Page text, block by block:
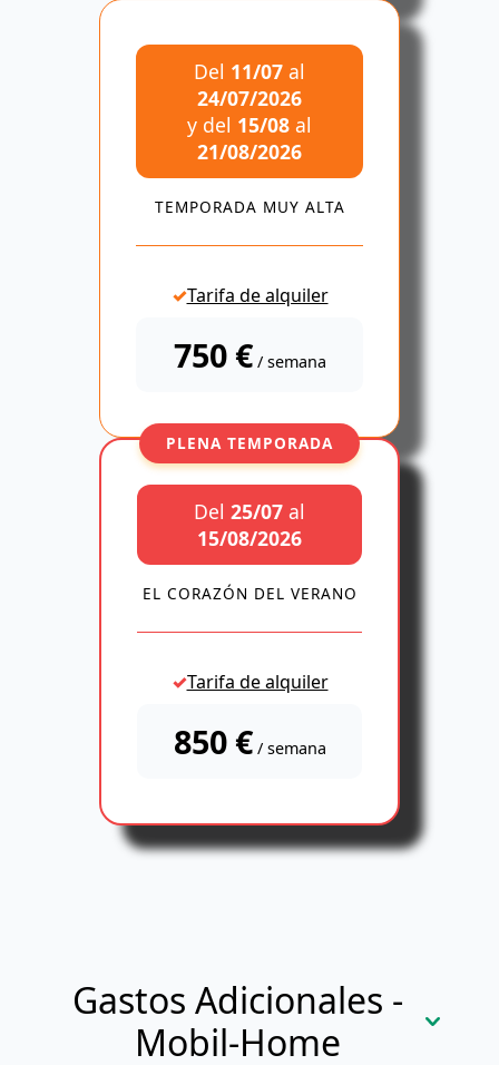
Del 11/07 al
24/07/2026
y del 15/08 al
21/08/2026
TEMPORADA MUY ALTA
Tarifa de alquiler
750 € / semana
PLENA TEMPORADA
Del 25/07 al
15/08/2026
EL CORAZÓN DEL VERANO
Tarifa de alquiler
850 € / semana
Gastos Adicionales -
Mobil-Home